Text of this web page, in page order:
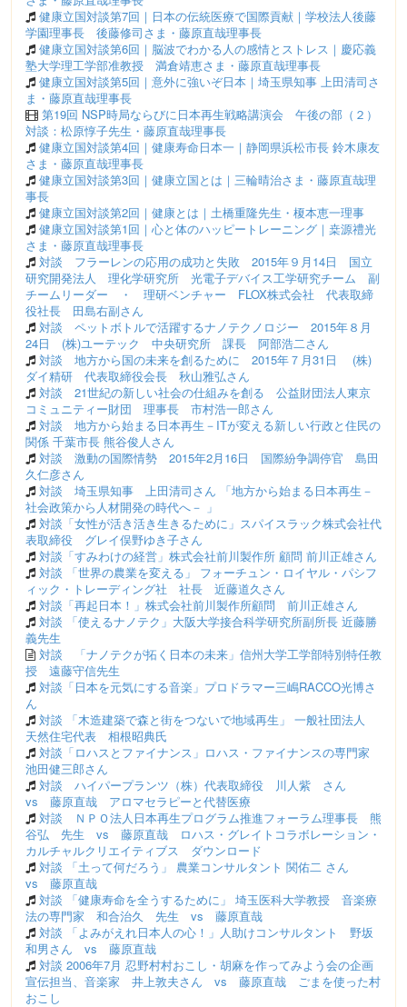
健康立国対談第7回｜日本の伝統医療で国際貢献｜学校法人後藤
学園理事長 後藤修司さま・藤原直哉理事長
健康立国対談第6回｜脳波でわかる人の感情とストレス｜慶応義
塾大学理工学部准教授 満倉靖恵さま・藤原直哉理事長
健康立国対談第5回｜意外に強いぞ日本｜埼玉県知事 上田清司さ
ま・藤原直哉理事長
第19回 NSP時局ならびに日本再生戦略講演会 午後の部（２）
対談：松原惇子先生・藤原直哉理事長
健康立国対談第4回｜健康寿命日本一｜静岡県浜松市長 鈴木康友
さま・藤原直哉理事長
健康立国対談第3回｜健康立国とは｜三輪晴治さま・藤原直哉理
事長
健康立国対談第2回｜健康とは｜土橋重隆先生・榎本恵一理事
健康立国対談第1回｜心と体のハッピートレーニング｜桒源禮光
さま・藤原直哉理事長
対談 フラーレンの応用の成功と失敗 2015年９月14日 国立
研究開発法人 理化学研究所 光電子デバイス工学研究チーム 副
チームリーダー ・ 理研ベンチャー FLOX株式会社 代表取締
役社長 田島右副さん
対談 ペットボトルで活躍するナノテクノロジー 2015年８月
24日 (株)ユーテック 中央研究所 課長 阿部浩二さん
対談 地方から国の未来を創るために 2015年７月31日 (株)
ダイ精研 代表取締役会長 秋山雅弘さん
対談 21世紀の新しい社会の仕組みを創る 公益財団法人東京
コミュニティー財団 理事長 市村浩一郎さん
対談 地方から始まる日本再生－ITが変える新しい行政と住民の
関係 千葉市長 熊谷俊人さん
対談 激動の国際情勢 2015年2月16日 国際紛争調停官 島田
久仁彦さん
対談 埼玉県知事 上田清司さん 「地方から始まる日本再生－
社会政策から人材開発の時代へ－ 」
対談「女性が活き活き生きるために」スパイスラック株式会社代
表取締役 グレイ俣野ゆき子さん
対談「すみわけの経営」株式会社前川製作所 顧問 前川正雄さん
対談 「世界の農業を変える」 フォーチュン・ロイヤル・パシフ
ィック・トレーディング社 社長 近藤道久さん
対談「再起日本！」株式会社前川製作所顧問 前川正雄さん
対談 「使えるナノテク」大阪大学接合科学研究所副所長 近藤勝
義先生
対談 「ナノテクが拓く日本の未来」信州大学工学部特別特任教
授 遠藤守信先生
対談「日本を元気にする音楽」プロドラマー三嶋RACCO光博さ
ん
対談 「木造建築で森と街をつないで地域再生」 一般社団法人
天然住宅代表 相根昭典氏
対談「ロハスとファイナンス」ロハス・ファイナンスの専門家
池田健三郎さん
対談 ハイパープランツ（株）代表取締役 川人紫 さん
vs 藤原直哉 アロマセラピーと代替医療
対談 ＮＰＯ法人日本再生プログラム推進フォーラム理事長 熊
谷弘 先生 vs 藤原直哉 ロハス・グレイトコラボレーション・
カルチャルクリエイティブス ダウンロード
対談 「土って何だろう」 農業コンサルタント 関佑二 さん
vs 藤原直哉
対談 「健康寿命を全うするために」 埼玉医科大学教授 音楽療
法の専門家 和合治久 先生 vs 藤原直哉
対談 「よみがえれ日本人の心！」人助けコンサルタント 野坂
和男さん vs 藤原直哉
対談 2006年7月 忍野村村おこし・胡麻を作ってみよう会の企画
宣伝担当、音楽家 井上敦夫さん vs 藤原直哉 ごまを使った村
おこし